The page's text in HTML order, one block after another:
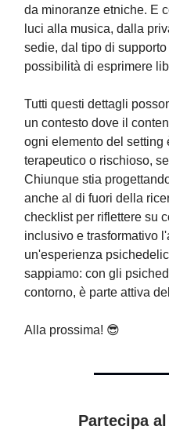
da minoranze etniche. E
luci alla musica, dalla
sedie, dal tipo di
possibilità di esprimere
Tutti questi dettagli
un contesto dove il
ogni elemento del setting
terapeutico o rischioso,
Chiunque stia
anche al di fuori della
checklist per riflettere su
inclusivo e trasformativo
un'esperienza
sappiamo: con gli
contorno, è parte attiva
Alla prossima! 😎
Partecipa